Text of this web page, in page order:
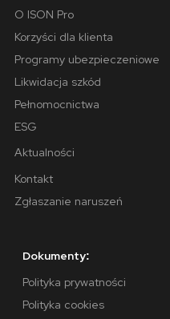
O ISON Pro
Korzyści dla klienta
Programy ubezpieczeniowe
Likwidacja szkód
Pełnomocnictwa
ESG
Aktualności
Kontakt
Zgłaszanie naruszeń
Dokumenty:
Polityka prywatności
Polityka cookies